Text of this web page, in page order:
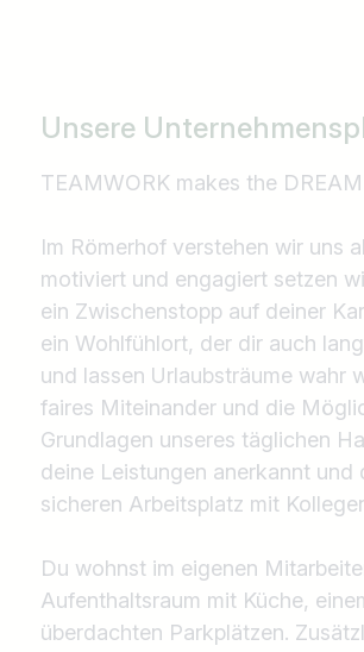
Unsere
TEAMWORK makes the
Im Römerhof verstehen wir uns
motiviert und engagiert setzen
ein Zwischenstopp auf deiner
ein Wohlfühlort, der dir auch
und lassen Urlaubsträume wahr
faires Miteinander und die
Grundlagen unseres täglichen
deine Leistungen anerkannt
sicheren Arbeitsplatz mit
Du wohnst im eigenen
Aufenthaltsraum mit Küche,
überdachten Parkplätzen.